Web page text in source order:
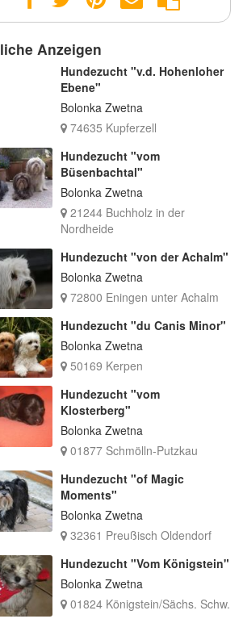
Anzeigen
Hundezucht "v.d. Hohenloher
Ebene"
Bolonka Zwetna
74635 Kupferzell
Hundezucht "vom
Büsenbachtal"
Bolonka Zwetna
21244 Buchholz in der
Nordheide
Hundezucht "von der Achalm"
Bolonka Zwetna
72800 Eningen unter Achalm
Hundezucht "du Canis Minor"
Bolonka Zwetna
50169 Kerpen
Hundezucht "vom
Klosterberg"
Bolonka Zwetna
01877 Schmölln-Putzkau
Hundezucht "of Magic
Moments"
Bolonka Zwetna
32361 Preußisch Oldendorf
Hundezucht "Vom Königstein"
Bolonka Zwetna
01824 Königstein/Sächs. Schw.